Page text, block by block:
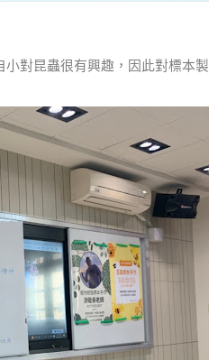
對昆蟲很有興趣，因此對標本製